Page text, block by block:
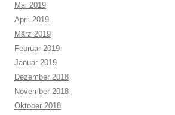
Mai 2019
April 2019
März 2019
Februar 2019
Januar 2019
Dezember 2018
November 2018
Oktober 2018